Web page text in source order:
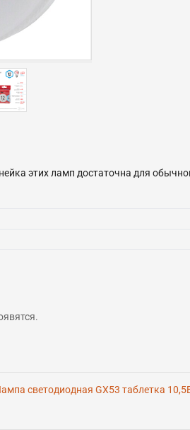
этих ламп достаточна для
светодиодная GX53 таблетка